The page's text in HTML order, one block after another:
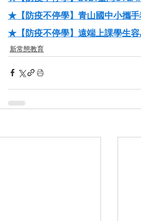
★【防疫不停學】青山國中小攜
★【防疫不停學】遠端上課學生
新常態教育